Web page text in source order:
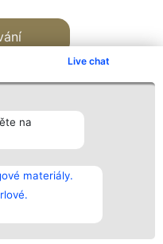
Live chat
na
materiály.
Kontakt